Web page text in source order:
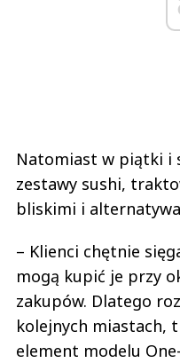
Natomiast w piątki i
zestawy sushi,
bliskimi i
– Klienci chętnie
mogą kupić je przy
zakupów. Dlatego
kolejnych miastach,
element modelu